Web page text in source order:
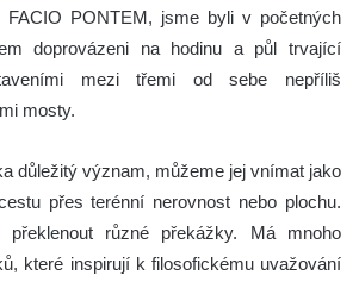
FACIO PONTEM, jsme byli v početných
doprovázeni na hodinu a půl trvající
mezi třemi od sebe nepříliš
mosty.
důležitý význam, můžeme jej vnímat jako
přes terénní nerovnost nebo plochu.
překlenout různé překážky. Má mnoho
které inspirují k filosofickému uvažování